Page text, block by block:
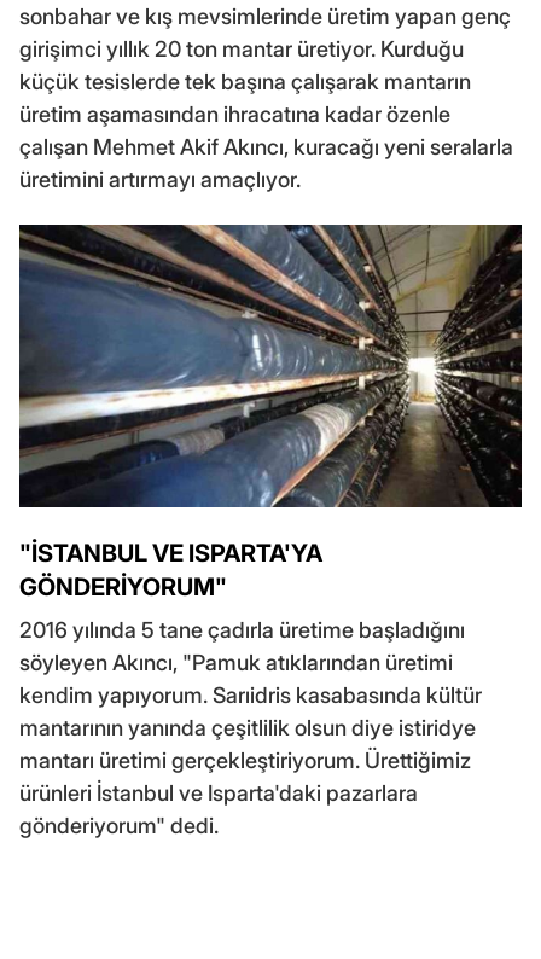
sonbahar ve kış mevsimlerinde üretim yapan genç
girişimci yıllık 20 ton mantar üretiyor. Kurduğu
küçük tesislerde tek başına çalışarak mantarın
üretim aşamasından ihracatına kadar özenle
çalışan Mehmet Akif Akıncı, kuracağı yeni seralarla
üretimini artırmayı amaçlıyor.
"İSTANBUL VE ISPARTA'YA
GÖNDERİYORUM"
2016 yılında 5 tane çadırla üretime başladığını
söyleyen Akıncı, "Pamuk atıklarından üretimi
kendim yapıyorum. Sarıidris kasabasında kültür
mantarının yanında çeşitlilik olsun diye istiridye
mantarı üretimi gerçekleştiriyorum. Ürettiğimiz
ürünleri İstanbul ve Isparta'daki pazarlara
gönderiyorum" dedi.